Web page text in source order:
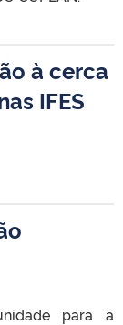
à cerca
IFES
para a